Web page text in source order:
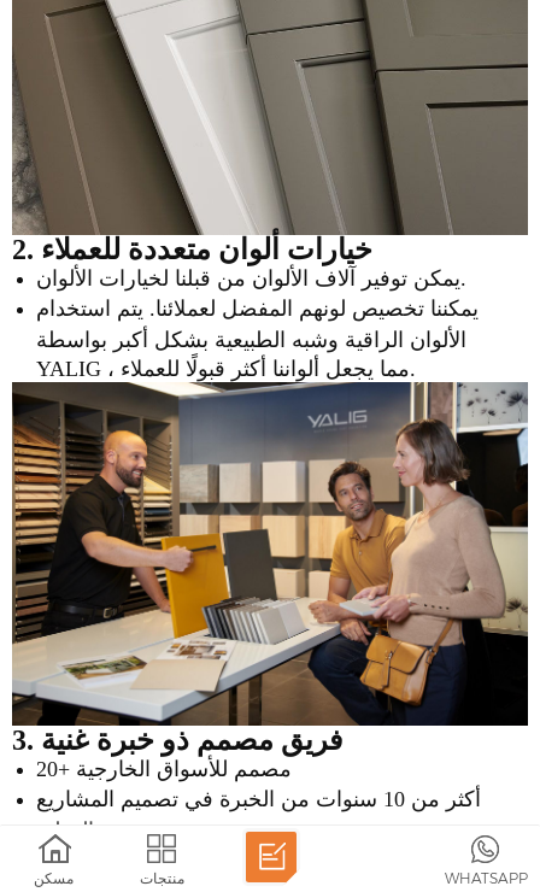
2. خيارات ألوان متعددة للعملاء
يمكن توفير آلاف الألوان من قبلنا لخيارات الألوان.
يمكننا تخصيص لونهم المفضل لعملائنا. يتم استخدام
الألوان الراقية وشبه الطبيعية بشكل أكبر بواسطة
3. فريق مصمم ذو خبرة غنية
20+ مصمم للأسواق الخارجية
أكثر من 10 سنوات من الخبرة في تصميم المشاريع
الدولية
مسكن منتجات WHATSAPP